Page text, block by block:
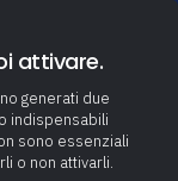
attivare.
generati due
indispensabili
sono essenziali
o non attivarli.